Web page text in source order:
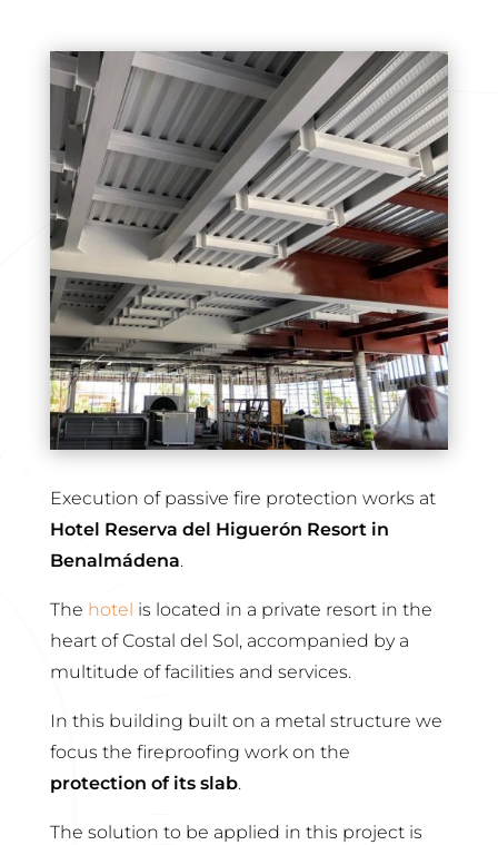
Execution of passive fire protection works at
Hotel Reserva del Higuerón Resort in
Benalmádena.
The hotel is located in a private resort in the
heart of Costal del Sol, accompanied by a
multitude of facilities and services.
In this building built on a metal structure we
focus the fireproofing work on the
protection of its slab.
The solution to be applied in this project is